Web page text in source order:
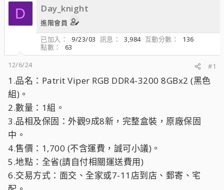
D Day_knight
進階會員
已加入
9/23/03 訊息 3,984 互動分數
136
點數
63
12/6/24
#1
1.品名：Patrit Viper RGB DDR4-3200 8GBx2 (黑色
組)。
2.數量：1組。
3.品相及保固：外觀9成8新，完整盒裝，原廠保固
中。
4.售價：1,700 (不含運費，誠可小議)。
5.地點：全省(請自付相關運送費用)
6.交易方式：面交、全家或7-11店到店、郵寄、宅